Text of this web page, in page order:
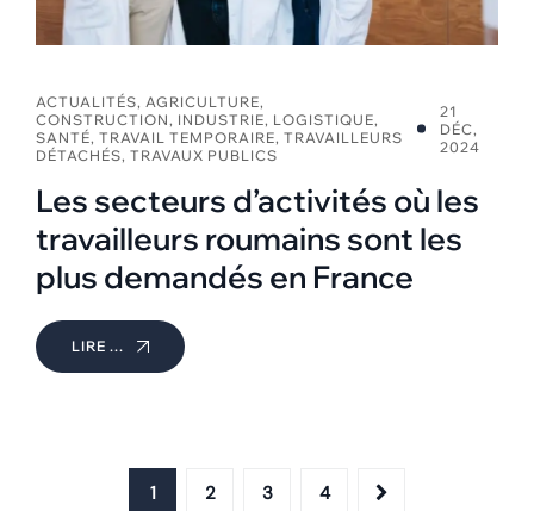
ACTUALITÉS, AGRICULTURE,
CONSTRUCTION, INDUSTRIE, LOGISTIQUE,
SANTÉ, TRAVAIL TEMPORAIRE, TRAVAILLEURS
DÉTACHÉS, TRAVAUX PUBLICS
21
DÉC,
2024
Les secteurs d’activités où les
travailleurs roumains sont les
plus demandés en France
LIRE ...
1 2 3 4